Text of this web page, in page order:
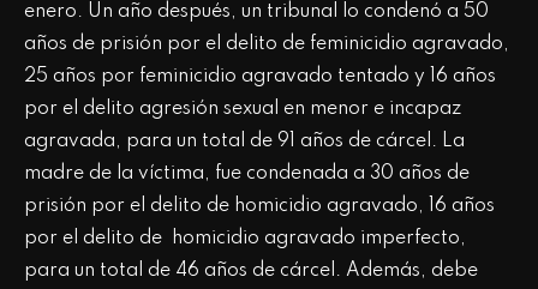
enero. Un año después, un tribunal lo condenó a 50
años de prisión por el delito de feminicidio agravado,
25 años por feminicidio agravado tentado y 16 años
por el delito agresión sexual en menor e incapaz
agravada, para un total de 91 años de cárcel. La
madre de la víctima, fue condenada a 30 años de
prisión por el delito de homicidio agravado, 16 años
por el delito de homicidio agravado imperfecto,
para un total de 46 años de cárcel. Además, debe